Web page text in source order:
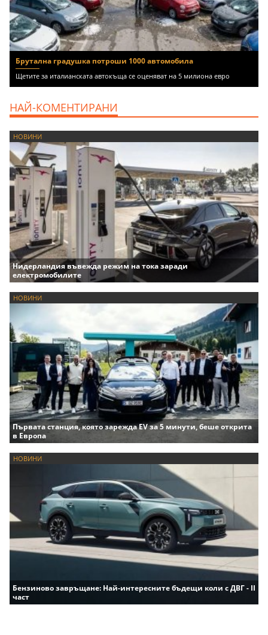
Брутална градушка потроши 1000 автомобила
Щетите за италианската автокъща се оценяват на 5 милиона евро
НАЙ-КОМЕНТИРАНИ
НОВИНИ
Нидерландия въвежда режим на тока заради
електромобилите
НОВИНИ
Първата станция, която зарежда EV за 5 минути, беше открита
в Европа
НОВИНИ
Бензиново завръщане: Най-интересните бъдещи коли с ДВГ - II
част